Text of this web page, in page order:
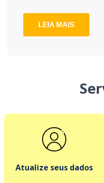
LEIA MAIS
Atualize seus dados